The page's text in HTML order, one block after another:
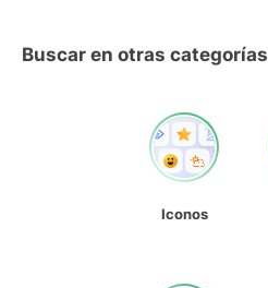
Buscar en otras categorías
Iconos